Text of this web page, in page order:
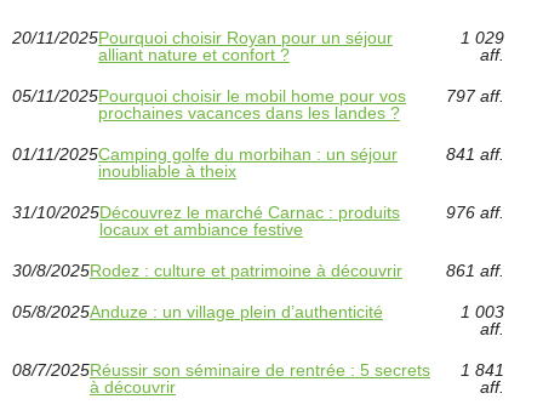
20/11/2025Pourquoi choisir Royan pour un séjour
alliant nature et confort ?
1 029
aff.
05/11/2025Pourquoi choisir le mobil home pour vos
prochaines vacances dans les landes ?
797 aff.
01/11/2025Camping golfe du morbihan : un séjour
inoubliable à theix
841 aff.
31/10/2025Découvrez le marché Carnac : produits
locaux et ambiance festive
976 aff.
30/8/2025Rodez : culture et patrimoine à découvrir 861 aff.
05/8/2025Anduze : un village plein d’authenticité
1 003
aff.
08/7/2025Réussir son séminaire de rentrée : 5 secrets
à découvrir
1 841
aff.